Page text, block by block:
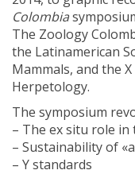
Colombia
The Zoology
the Latinamerican
Mammals, and the
Herpetology.
The symposium
– The ex situ role
– Sustainability of
– Y standards